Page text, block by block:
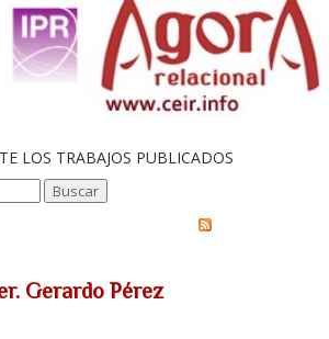
LOS TRABAJOS PUBLICADOS
Gerardo Pérez